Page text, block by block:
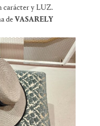
carácter y LUZ.
de VASARELY